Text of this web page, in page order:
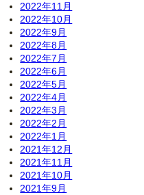
2022年11月
2022年10月
2022年9月
2022年8月
2022年7月
2022年6月
2022年5月
2022年4月
2022年3月
2022年2月
2022年1月
2021年12月
2021年11月
2021年10月
2021年9月